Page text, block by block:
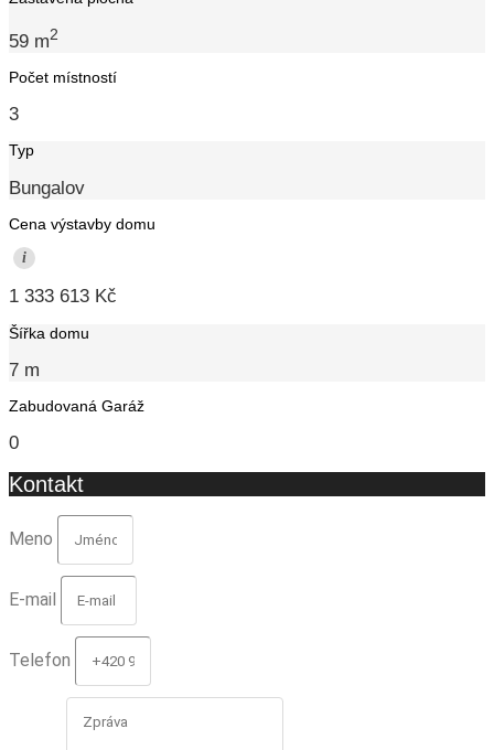
59 m2
Počet místností
3
Typ
Bungalov
Cena výstavby domu
i
1 333 613 Kč
Šířka domu
7 m
Zabudovaná Garáž
0
Kontakt
Meno
E-mail
Telefon